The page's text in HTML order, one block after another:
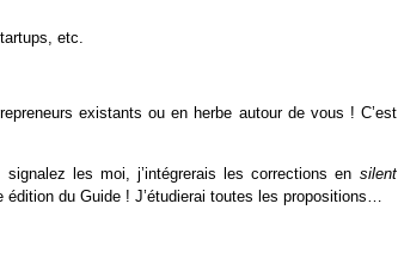
etc.
existants ou en herbe autour de vous ! C’est
les moi, j’intégrerais les corrections en silent
du Guide ! J’étudierai toutes les propositions…